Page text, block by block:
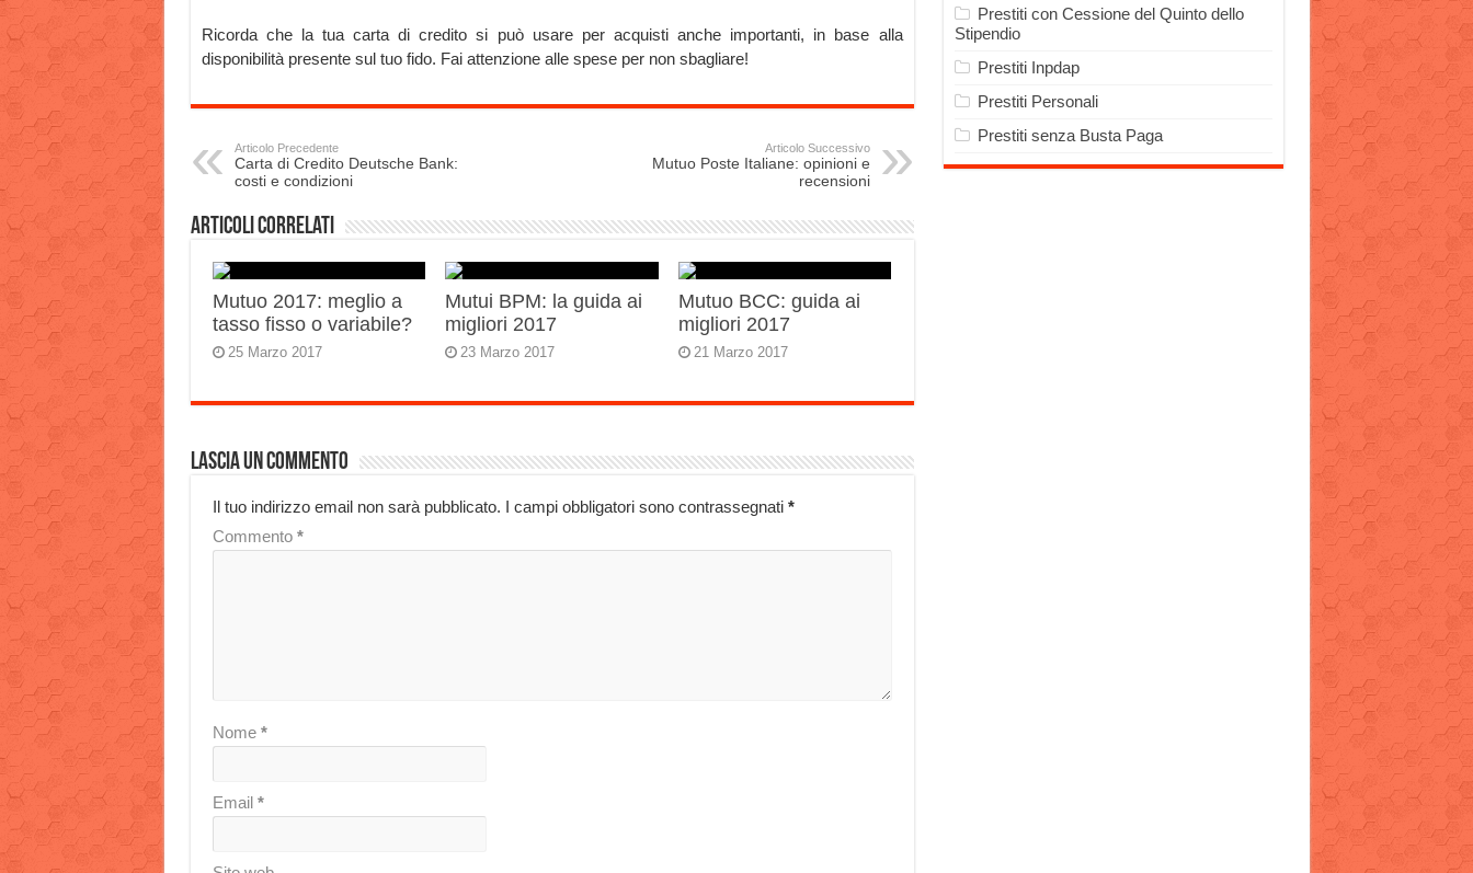
Ricorda che la tua carta di credito si può usare per acquisti anche importanti, in base alla
disponibilità presente sul tuo fido. Fai attenzione alle spese per non sbagliare!
Articolo Precedente
Carta di Credito Deutsche Bank:
costi e condizioni
Articolo Successivo
Mutuo Poste Italiane: opinioni e
recensioni
Articoli correlati
Mutuo 2017: meglio a
tasso fisso o variabile?
25 Marzo 2017
Mutui BPM: la guida ai
migliori 2017
23 Marzo 2017
Mutuo BCC: guida ai
migliori 2017
21 Marzo 2017
Lascia un commento
Il tuo indirizzo email non sarà pubblicato. I campi obbligatori sono contrassegnati *
Commento *
Nome *
Email *
Prestiti con Cessione del Quinto dello
Stipendio
Prestiti Inpdap
Prestiti Personali
Prestiti senza Busta Paga